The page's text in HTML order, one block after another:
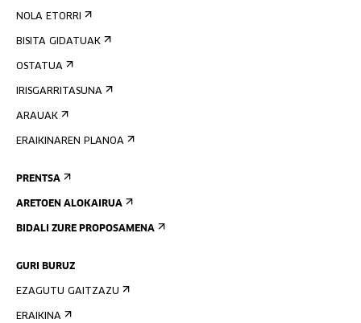
NOLA ETORRI
BISITA GIDATUAK
OSTATUA
IRISGARRITASUNA
ARAUAK
ERAIKINAREN PLANOA
PRENTSA
ARETOEN ALOKAIRUA
BIDALI ZURE PROPOSAMENA
GURI BURUZ
EZAGUTU GAITZAZU
ERAIKINA